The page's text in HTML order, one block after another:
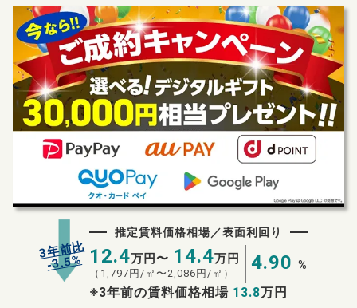
3年前比
-3.5%
推定賃料価格相場／表面利回り
12.4万円〜 14.4万円
（ 1,797 円/㎡〜2,086 円/㎡） 4.90 %
※3年前の賃料価格相場 13.8万円
無料査定スタート！